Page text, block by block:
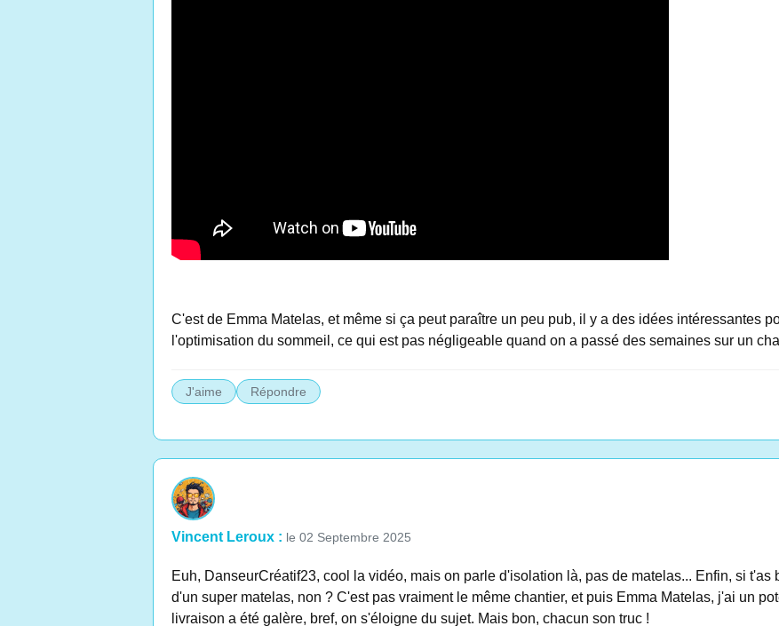
C'est de Emma Matelas, et même si ça peut paraître un peu pub, il y a des idées intéressantes
l'optimisation du sommeil, ce qui est pas négligeable quand on a passé des semaines sur un
J'aime Répondre
Vincent Leroux : le 02 Septembre 2025
Euh, DanseurCréatif23, cool la vidéo, mais on parle d'isolation là, pas de matelas... Enfin, si t'as
d'un super matelas, non ? C'est pas vraiment le même chantier, et puis Emma Matelas, j'ai un
livraison a été galère, bref, on s'éloigne du sujet. Mais bon, chacun son truc !